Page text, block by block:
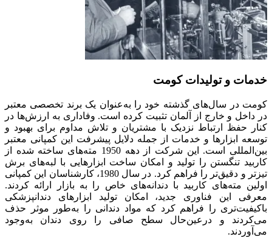
خدمات و تولیدات کومت
کومت در سال‌های گذشته خود را به‌عنوان یک برند تخصصی معتبر
در داخل و خارج از آلمان تثبیت کرده است. وفاداری به ارزش‌ها در
کنار حفظ ارتباط نزدیک با مشتریان و تلاش مداوم برای بهبود و
توسعه ابزارها و خدمات از جمله دلایل پیشرفت این کمپانی معتبر
بین‌المللی است. این شرکت از دهه 1950 مته‌های ساخته شده از
کاربید تنگستن را تولید و امکان ساخت ابزارهایی با لبه‌های برش
تیزتر و دقیق‌تر را فراهم کرد. در سال 1980، کارشناسان این کمپانی
اولین مته‌های کاربید با دندانه‌های خاص را به بازار ارائه کردند.
معرفی این فناوری جدید، امکان تولید ابزارهای دندانپزشکی
باکیفیت‌تری را فراهم کرد که مواد دندانی را به‌طور موثر حذف
می‌کردند و درعین‌حال سطح صافی را روی دندان به‌وجود
می‌آوردند.